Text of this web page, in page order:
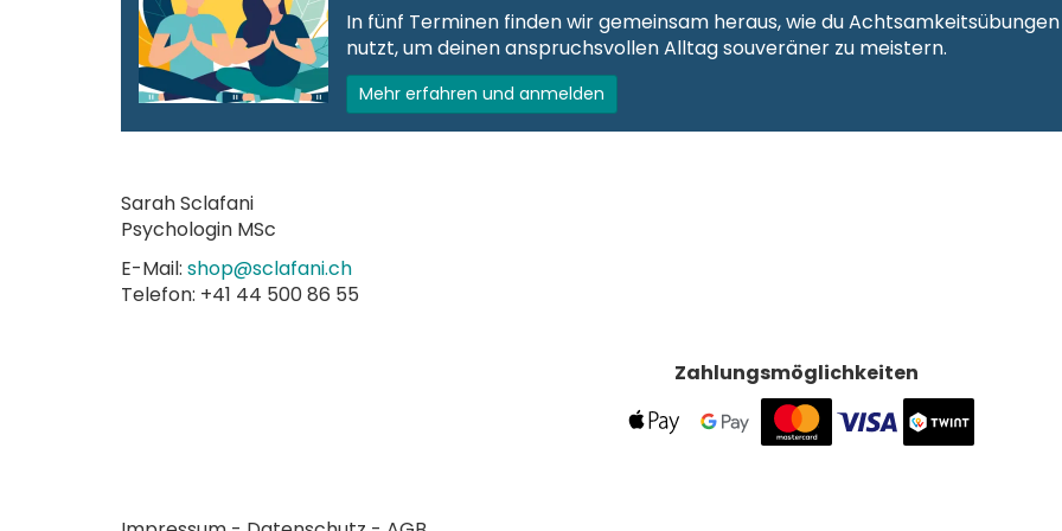
In fünf Terminen finden wir gemeinsam heraus, wie du Achtsamkeitsübungen
nutzt, um deinen anspruchsvollen Alltag souveräner zu meistern.
Mehr erfahren und anmelden
Sarah Sclafani
Psychologin MSc
E-Mail: hc.inafalcs@pohs
Telefon: +41 44 500 86 55
Zahlungsmöglichkeiten